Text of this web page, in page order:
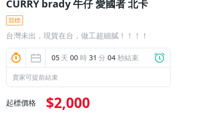
CURRY brady 牛仔 愛國者 北卡
競標
台灣未出，現貨在台，做工超細膩！！！！
05 天 00 時 31 分 03 秒結束
賣家可提前結束
起標價格 $2,000